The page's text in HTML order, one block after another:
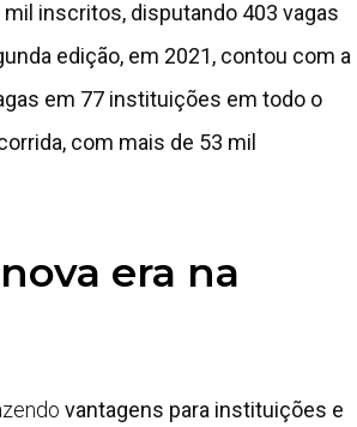
inscritos, disputando 403 vagas
edição, em 2021, contou com a
em 77 instituições em todo o
com mais de 53 mil
era na
vantagens para instituições e